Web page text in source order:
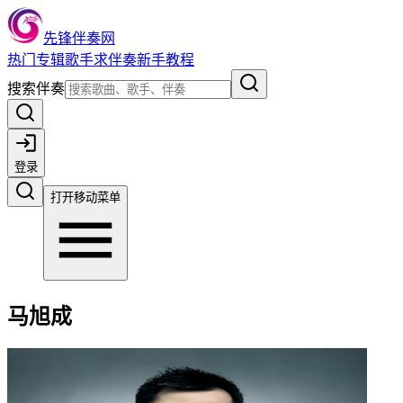
先锋伴奏网
热门 专辑歌手求伴奏新手教程
搜索伴奏
登录
打开移动菜单
马旭成